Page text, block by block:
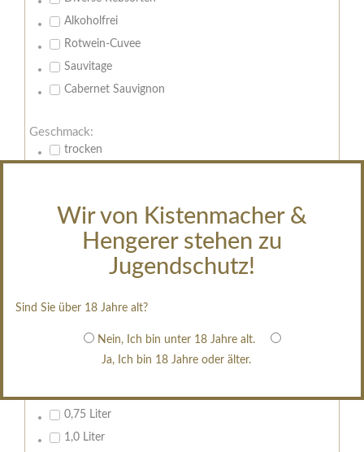
Wir von Kistenmacher &
Hengerer stehen zu
Jugendschutz!
Sind Sie über 18 Jahre alt?
Nein, Ich bin unter 18 Jahre alt.
Ja, Ich bin 18 Jahre oder älter.
Alkoholfrei
Rotwein-Cuvee
Sauvitage
Cabernet Sauvignon
Geschmack:
trocken
restsüß
edelsüß
im Holzfass gereift
erfrischend, nicht zu süß
0,75 Liter
1,0 Liter